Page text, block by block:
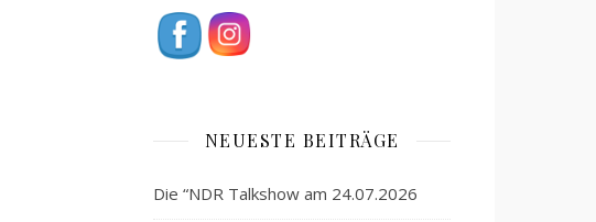
NEUESTE BEITRÄGE
Die “NDR Talkshow am 24.07.2026